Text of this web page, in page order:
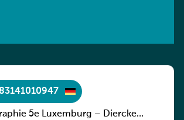
5e Luxemburg – Diercke